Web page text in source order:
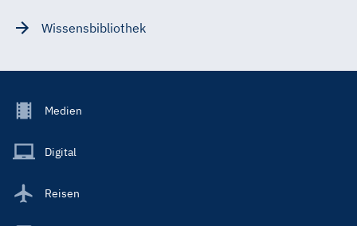
Wissensbibliothek
Footer
Main
Medien
Digital
Reisen